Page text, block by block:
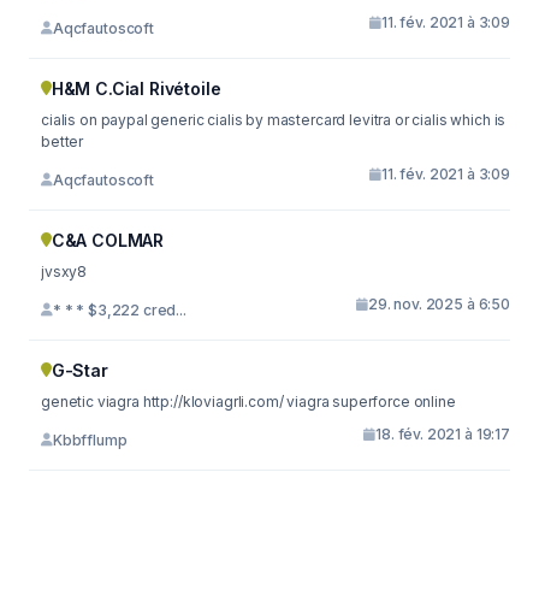
Aqcfautoscoft 11. fév. 2021 à 3:09
H&M C.Cial Rivétoile
cialis on paypal generic cialis by mastercard levitra or cialis which is
better
Aqcfautoscoft 11. fév. 2021 à 3:09
C&A COLMAR
jvsxy8
* * * $3,222 cred... 29. nov. 2025 à 6:50
G-Star
genetic viagra http://kloviagrli.com/ viagra superforce online
Kbbfflump 18. fév. 2021 à 19:17